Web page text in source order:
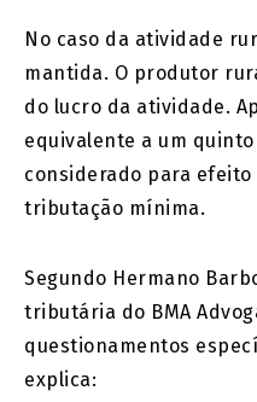
No caso da atividade
mantida. O produtor
do lucro da atividade.
equivalente a um
considerado para efeito
tributação mínima.
Segundo Hermano
tributária do BMA
questionamentos
explica: